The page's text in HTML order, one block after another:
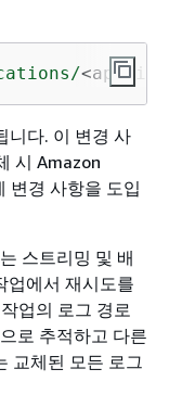
니다. 이 변경 사
시 Amazon
변경 사항을 도입
스트리밍 및 배
업에서 재시도를
업의 로그 경로
로 추적하고 다른
교체된 모든 로그